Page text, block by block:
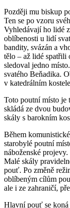
Později mu biskup
Ten se po vzoru
Vyhledávají ho lidé
oblíbenosti u lidí
bandity, svázán a
tělo – až lidé spatřili
sledoval jedno
svatého Beňadika.
v katedrálním
Toto poutní místo je
skládá ze dvou
skály s barokním
Během
starobylé poutní
náboženské
Malé skály
pouť. Po změně
oblíbeným cílům
ale i ze zahraničí,
Hlavní pouť se koná